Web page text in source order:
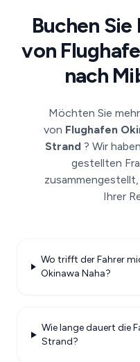
Buchen
von
nach
Möchten Sie
von Flughafen
Strand ? Wir
gestellten
Ihrer
Wo trifft der Fahrer
Okinawa Naha?
Wie lange dauert die
Strand?